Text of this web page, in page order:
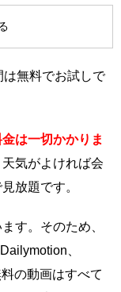
無料でお試しで
は一切かかりま
気がよければ会
放題です。
す。そのため、
、
の動画はすべて